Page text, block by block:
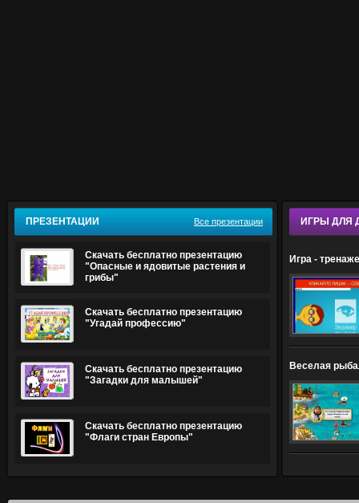
ПРЕЗЕНТАЦИИ Все презентации
Скачать бесплатно презентацию
"Опасные и ядовитые растения и
грибы"
Скачать бесплатно презентацию
"Угадай профессию"
Скачать бесплатно презентацию
"Загадки для малышей"
Скачать бесплатно презентацию
"Флаги стран Европы"
ИГРЫ ДЛЯ
Игра -
Веселая